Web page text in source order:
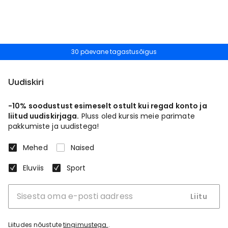
30 päevane tagastusõigus
Uudiskiri
-10% soodustust esimeselt ostult kui regad konto ja
liitud uudiskirjaga. Pluss oled kursis meie parimate
pakkumiste ja uudistega!
Mehed
Naised
Eluviis
Sport
Liitu
Liitudes nõustutetingimustega..